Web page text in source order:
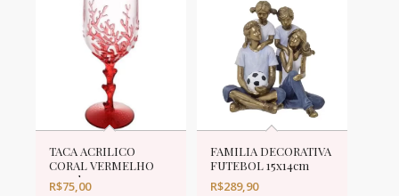
TACA ACRILICO
CORAL VERMELHO
450ml
R$75,00
FAMILIA DECORATIVA
FUTEBOL 15x14cm
R$289,90